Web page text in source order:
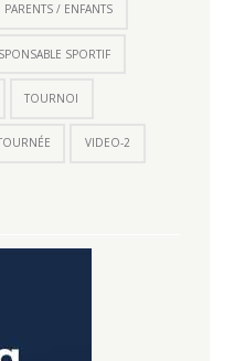
PARENTS / ENFANTS
SPORTIF
TOURNOI
VIDEO-2